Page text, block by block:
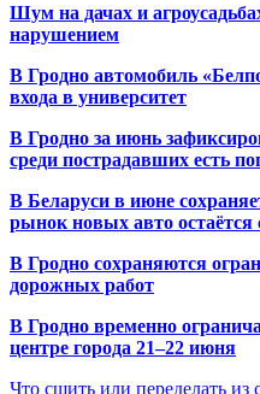
Шум на дачах и
нарушением
В Гродно автомобиль
входа в университет
В Гродно за июнь
среди пострадавших есть
В Беларуси в июне
рынок новых авто
В Гродно сохраняются
дорожных работ
В Гродно временно
центре города 21–22 июня
Что сшить или переделать из